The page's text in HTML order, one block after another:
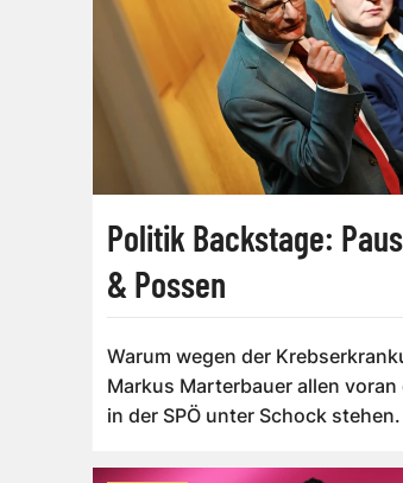
Politik Backstage:
& Possen
Warum wegen der
Markus Marterbauer allen voran
in der SPÖ unter Schock